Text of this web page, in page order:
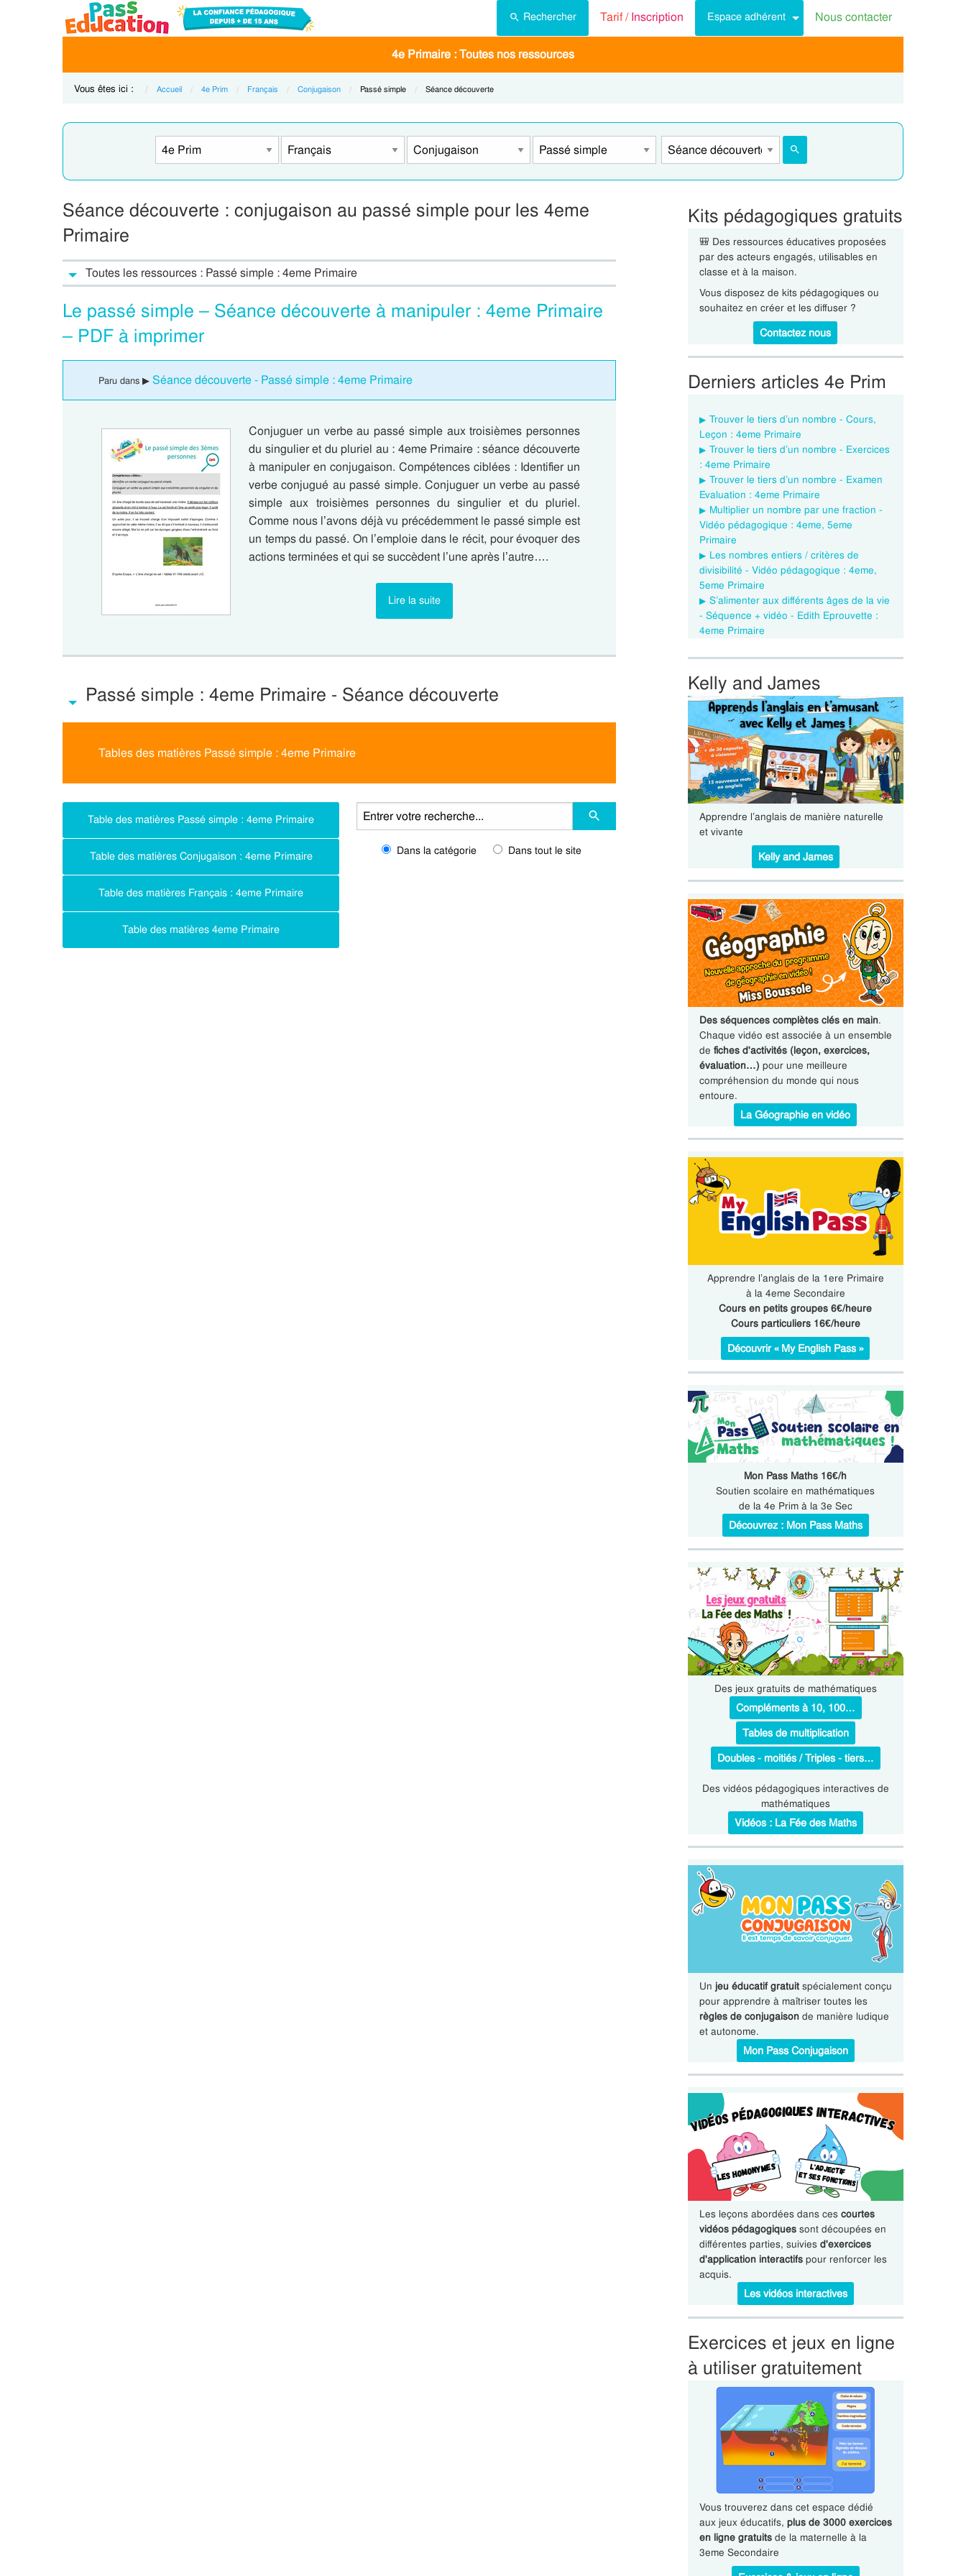
Rechercher Tarif /Inscription Espace adhérent Nous contacter
4e Primaire : Toutes nos ressources
Vous êtes ici : Accueil 4e Prim Français Conjugaison Current:
Passé simple Current:
Séance découverte
Séance découverte : conjugaison au passé simple pour les 4eme
Primaire
Toutes les ressources : Passé simple : 4eme Primaire
Le passé simple – Séance découverte à manipuler : 4eme Primaire
– PDF à imprimer
Paru dans ▶ Séance découverte - Passé simple : 4eme Primaire
Conjuguer un verbe au passé simple aux troisièmes personnes
du singulier et du pluriel au : 4eme Primaire : séance découverte
à manipuler en conjugaison. Compétences ciblées : Identifier un
verbe conjugué au passé simple. Conjuguer un verbe au passé
simple aux troisièmes personnes du singulier et du pluriel.
Comme nous l’avons déjà vu précédemment le passé simple est
un temps du passé. On l’emploie dans le récit, pour évoquer des
actions terminées et qui se succèdent l’une après l’autre….
Lire la suite
Passé simple : 4eme Primaire - Séance découverte
Tables des matières Passé simple : 4eme Primaire
Table des matières Passé simple : 4eme Primaire
Table des matières Conjugaison : 4eme Primaire
Table des matières Français : 4eme Primaire
Table des matières 4eme Primaire
Dans la catégorie Dans tout le site
Kits pédagogiques gratuits
🎒 Des ressources éducatives proposées
par des acteurs engagés, utilisables en
classe et à la maison.
Vous disposez de kits pédagogiques ou
souhaitez en créer et les diffuser ?
Contactez nous
Derniers articles 4e Prim
Trouver le tiers d’un nombre - Cours,
Leçon : 4eme Primaire
Trouver le tiers d’un nombre - Exercices
: 4eme Primaire
Trouver le tiers d’un nombre - Examen
Evaluation : 4eme Primaire
Multiplier un nombre par une fraction -
Vidéo pédagogique : 4eme, 5eme
Primaire
Les nombres entiers / critères de
divisibilité - Vidéo pédagogique : 4eme,
5eme Primaire
S’alimenter aux différents âges de la vie
- Séquence + vidéo - Edith Eprouvette :
4eme Primaire
Kelly and James
Apprendre l’anglais de manière naturelle
et vivante
Kelly and James
Des séquences complètes clés en main.
Chaque vidéo est associée à un ensemble
de fiches d'activités (leçon, exercices,
évaluation…) pour une meilleure
compréhension du monde qui nous
entoure.
La Géographie en vidéo
Apprendre l’anglais de la 1ere Primaire
à la 4eme Secondaire
Cours en petits groupes 6€/heure
Cours particuliers 16€/heure
Découvrir « My English Pass »
Mon Pass Maths 16€/h
Soutien scolaire en mathématiques
de la 4e Prim à la 3e Sec
Découvrez : Mon Pass Maths
Des jeux gratuits de mathématiques
Compléments à 10, 100…
Tables de multiplication
Doubles - moitiés / Triples - tiers…
Des vidéos pédagogiques interactives de
mathématiques
Vidéos : La Fée des Maths
Un jeu éducatif gratuitspécialement conçu
pour apprendre à maîtriser toutes les
règles de conjugaisonde manière ludique
et autonome.
Mon Pass Conjugaison
Les leçons abordées dans ces courtes
vidéos pédagogiquessont découpées en
différentes parties, suivies d'exercices
d'application interactifspour renforcer les
acquis.
Les vidéos interactives
Exercices et jeux en ligne
à utiliser gratuitement
Vous trouverez dans cet espace dédié
aux jeux éducatifs, plus de 3000 exercices
en ligne gratuitsde la maternelle à la
3eme Secondaire